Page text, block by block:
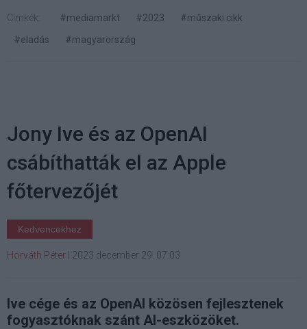
Címkék: #mediamarkt #2023
#műszaki cikk
#eladás
#magyarország
Jony Ive és az OpenAI
csábíthatták el az Apple
főtervezőjét
Kedvencekhez
Horváth Péter 2023 december 29. 07:03
Ive cége és az OpenAI közösen fejlesztenek
fogyasztóknak szánt AI-eszközöket.